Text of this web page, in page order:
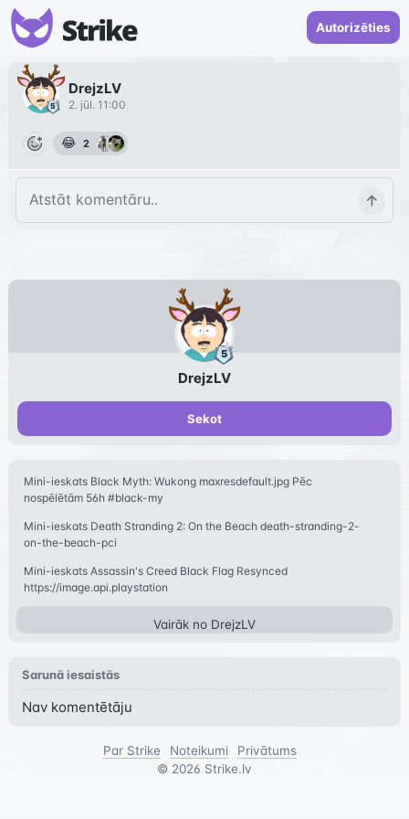
Autorizēties
DrejzLV
2. jūl. 11:00
😂 2
DrejzLV
Sekot
Mini-ieskats Black Myth: Wukong maxresdefault.jpg Pēc
nospēlētām 56h #black-my
Mini-ieskats Death Stranding 2: On the Beach death-stranding-2-
on-the-beach-pci
Mini-ieskats Assassin's Creed Black Flag Resynced
https://image.api.playstation
Vairāk no DrejzLV
Sarunā iesaistās
Nav komentētāju
Par Strike Noteikumi
Privātums
© 2026 Strike.lv